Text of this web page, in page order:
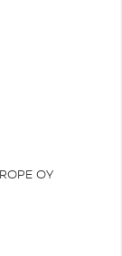
OY